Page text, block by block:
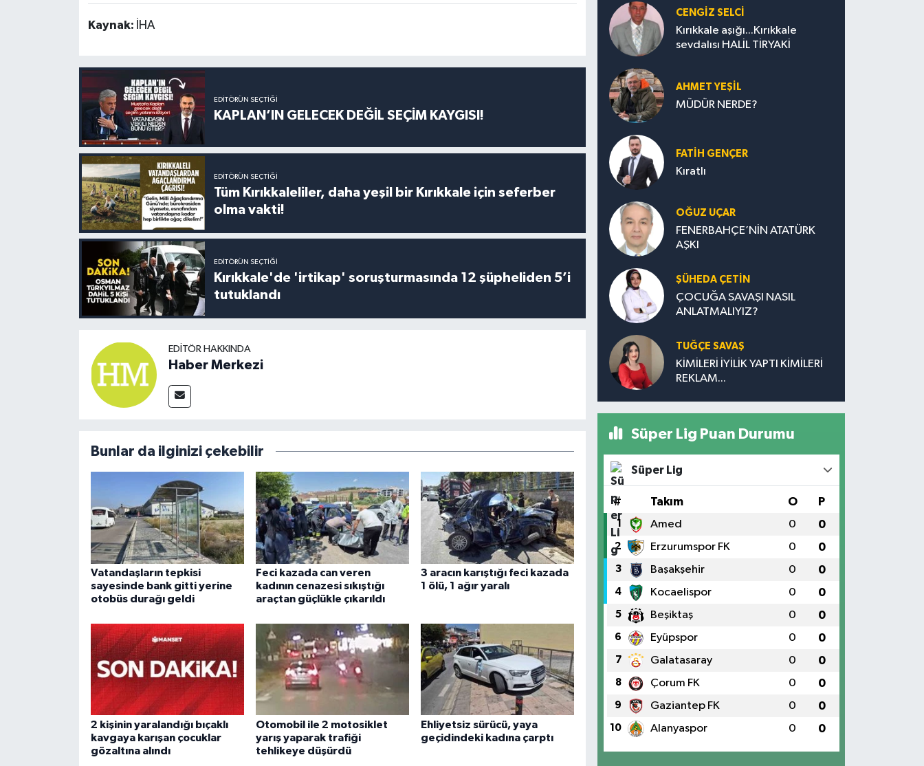
Kaynak: İHA
EDITÖRÜN SEÇTIĞI
KAPLAN’IN GELECEK DEĞİL SEÇİM KAYGISI!
EDITÖRÜN SEÇTIĞI
Tüm Kırıkkaleliler, daha yeşil bir Kırıkkale için seferber
olma vakti!
EDITÖRÜN SEÇTIĞI
Kırıkkale'de 'irtikap' soruşturmasında 12 şüpheliden 5’i
tutuklandı
EDITÖR HAKKINDA
Haber Merkezi
Bunlar da ilginizi çekebilir
Vatandaşların tepkisi
sayesinde bank gitti yerine
otobüs durağı geldi
Feci kazada can veren
kadının cenazesi sıkıştığı
araçtan güçlükle çıkarıldı
3 aracın karıştığı feci kazada
1 ölü, 1 ağır yaralı
2 kişinin yaralandığı bıçaklı
kavgaya karışan çocuklar
gözaltına alındı
Otomobil ile 2 motosiklet
yarış yaparak trafiği
tehlikeye düşürdü
Ehliyetsiz sürücü, yaya
geçidindeki kadına çarptı
CENGİZ SELCİ
Kırıkkale aşığı...Kırıkkale
sevdalısı HALİL TİRYAKİ
AHMET YEŞİL
MÜDÜR NERDE?
FATIH GENÇER
Kıratlı
OĞUZ UÇAR
FENERBAHÇE’NİN ATATÜRK
AŞKI
ŞÜHEDA ÇETİN
ÇOCUĞA SAVAŞI NASIL
ANLATMALIYIZ?
TUĞÇE SAVAŞ
KİMİLERİ İYİLİK YAPTI KİMİLERİ
REKLAM...
Süper Lig Puan Durumu
Süper Lig
# Takım O P
1 Amed 0 0
2 Erzurumspor FK 0 0
3 Başakşehir 0 0
4 Kocaelispor 0 0
5 Beşiktaş 0 0
6 Eyüpspor 0 0
7 Galatasaray 0 0
8 Çorum FK 0 0
9 Gaziantep FK 0 0
10 Alanyaspor 0 0